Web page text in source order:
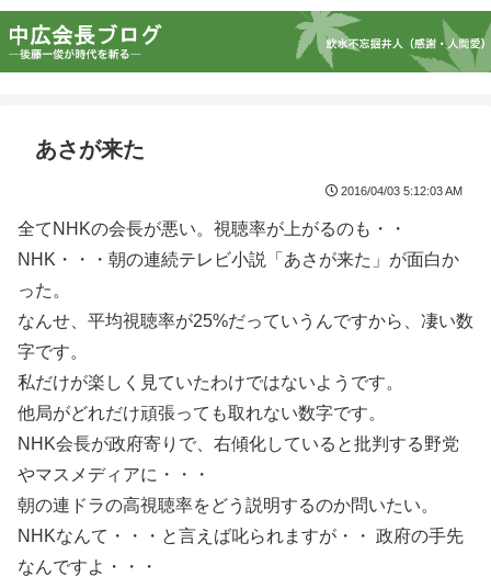
あさが来た
2016/04/03 5:12:03 AM
全てNHKの会長が悪い。視聴率が上がるのも・・
NHK・・・朝の連続テレビ小説「あさが来た」が面白か
った。
なんせ、平均視聴率が25%だっていうんですから、凄い数
字です。
私だけが楽しく見ていたわけではないようです。
他局がどれだけ頑張っても取れない数字です。
NHK会長が政府寄りで、右傾化していると批判する野党
やマスメディアに・・・
朝の連ドラの高視聴率をどう説明するのか問いたい。
NHKなんて・・・と言えば叱られますが・・ 政府の手先
なんですよ・・・